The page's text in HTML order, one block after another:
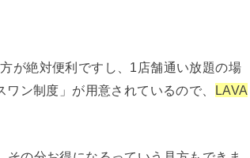
が絶対便利ですし、1店舗通い放題の場
ン制度」が用意されているので、 LAVA